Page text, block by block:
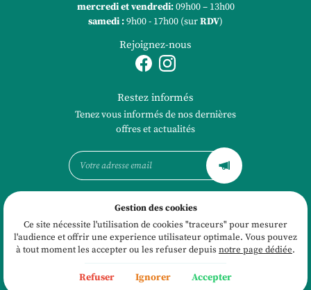
mercredi et vendredi:09h00 – 13h00
samedi :9h00 - 17h00 (surRDV)
Rejoignez-nous
Restez informés
Tenez vous informés de nos dernières
offres et actualités
Mentions Légales
Conditions générales d'utilisation
Politique de confidentialité
Gestion des cookies
Gestion des cookies
Ce site nécessite l'utilisation de cookies "traceurs" pour mesurer
l'audience et offrir une experience utilisateur optimale. Vous pouvez
à tout moment les accepter ou les refuser depuis notre page dédiée.
Refuser Ignorer Accepter